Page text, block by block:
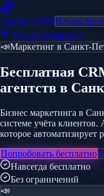
AppStarCRMНачать
Назад на главную
📣Маркетинг в Санкт-
Бесплатная
агентств в
Бизнес маркетинга в
системе учёта
которое
Попробовать бесплатно
Навсегда бесплатно
Без ограничений
📣